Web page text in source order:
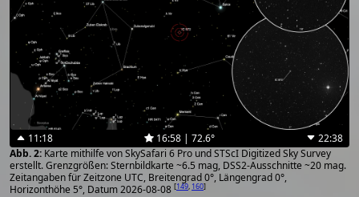
11:18 16:58 | 72.6°
22:38
Karte mithilfe von SkySafari 6 Pro und STScI Digitized Sky Survey
erstellt. Grenzgrößen: Sternbildkarte ~6.5 mag, DSS2-Ausschnitte ~20 mag.
Zeitangaben für Zeitzone UTC, Breitengrad 0°, Längengrad 0°,
Horizonthöhe 5°, Datum 2026-08-08 [149, 160]